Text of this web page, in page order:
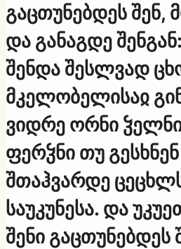
გაცთუნებდეს შენ,
და განაგდე
შენდა შესლვად
მკელობელისაჲ
ვიდრე ორნი
ფერჴნი თუ
შთაჰვარდე
საუკუნესა. და
შენი გაცთუნებდეს